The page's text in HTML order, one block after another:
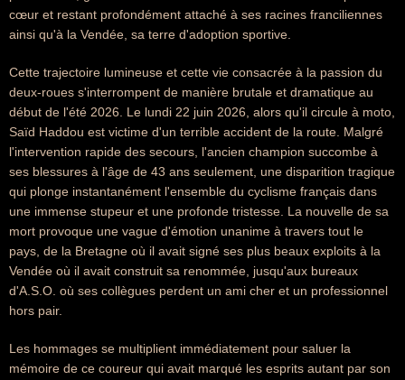
cœur et restant profondément attaché à ses racines franciliennes
ainsi qu'à la Vendée, sa terre d'adoption sportive.
Cette trajectoire lumineuse et cette vie consacrée à la passion du
deux-roues s'interrompent de manière brutale et dramatique au
début de l'été 2026. Le lundi 22 juin 2026, alors qu'il circule à moto,
Saïd Haddou est victime d'un terrible accident de la route. Malgré
l'intervention rapide des secours, l'ancien champion succombe à
ses blessures à l'âge de 43 ans seulement, une disparition tragique
qui plonge instantanément l'ensemble du cyclisme français dans
une immense stupeur et une profonde tristesse. La nouvelle de sa
mort provoque une vague d'émotion unanime à travers tout le
pays, de la Bretagne où il avait signé ses plus beaux exploits à la
Vendée où il avait construit sa renommée, jusqu'aux bureaux
d'A.S.O. où ses collègues perdent un ami cher et un professionnel
hors pair.
Les hommages se multiplient immédiatement pour saluer la
mémoire de ce coureur qui avait marqué les esprits autant par son